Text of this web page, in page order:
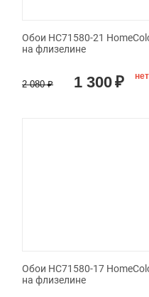
Обои HC71580-21
на флизелине
2 080 ₽ 1 300₽
Обои HC71580-17
на флизелине